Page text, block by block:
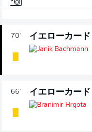
70' イエローカード
66' イエローカード